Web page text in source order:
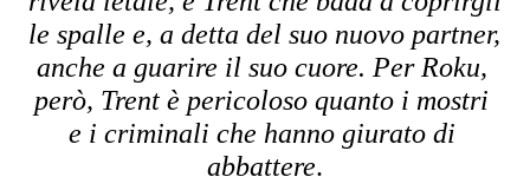
le spalle e, a detta del suo nuovo partner,
anche a guarire il suo cuore. Per Roku,
però, Trent è pericoloso quanto i mostri
e i criminali che hanno giurato di
abbattere.